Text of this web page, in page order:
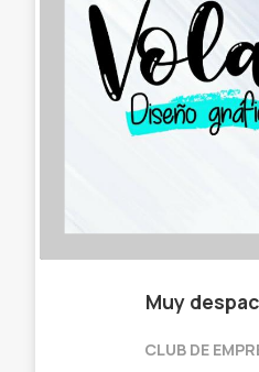
Muy
CLUB DE